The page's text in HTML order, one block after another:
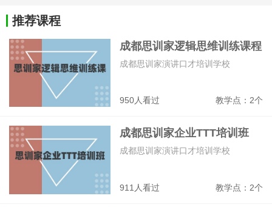
推荐课程
成都思训家逻辑思维训练课程
950人看过 教学点：2个
成都思训家演讲口才培训学校
成都思训家企业TTT培训班
911人看过 教学点：2个
成都思训家演讲口才培训学校